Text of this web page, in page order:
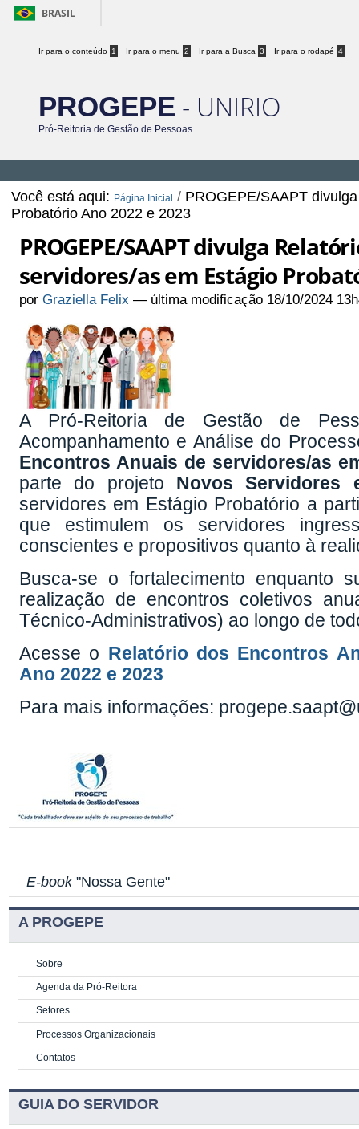
BRASIL
Ir para o conteúdo 1 Ir para o menu 2 Ir para a Busca 3 Ir para o rodapé 4
PROGEPE - UNIRIO
Pró-Reitoria de Gestão de Pessoas
Você está aqui: Página Inicial / PROGEPE/SAAPT
Probatório Ano 2022 e 2023
PROGEPE/SAAPT divulga
servidores/as em Estágio
porGraziella Felix — última modificação 18/10/2024
A Pró-Reitoria de Gestão de
Acompanhamento e Análise do
Encontros Anuais de servidores/as
parte do projeto Novos Servidores
servidores em Estágio Probatório a
que estimulem os servidores
conscientes e propositivos quanto à
Busca-se o fortalecimento enquanto
realização de encontros coletivos
Técnico-Administrativos) ao longo de
Acesse o Relatório dos Encontros
Ano 2022 e 2023
Para mais informações:
E-book"Nossa Gente"
A PROGEPE
Sobre
Agenda da Pró-Reitora
Setores
Processos Organizacionais
Contatos
GUIA DO SERVIDOR